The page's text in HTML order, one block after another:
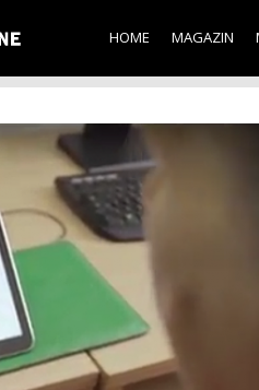
main
content
HOME MAGAZIN